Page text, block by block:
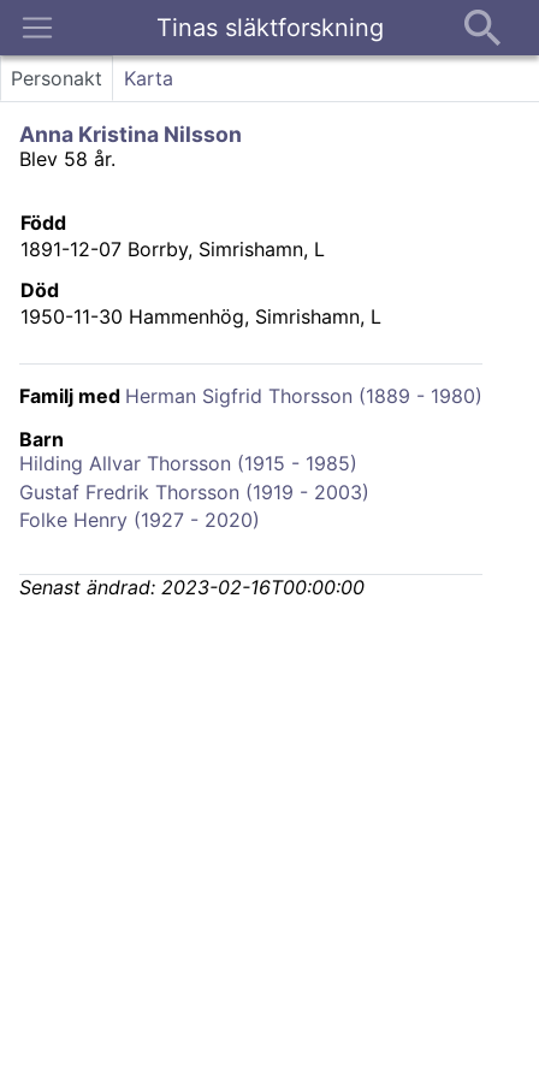
Tinas släktforskning
Kontakt
Personakt Karta
Anna Kristina Nilsson
Blev 58 år.
Född
1891-12-07 Borrby, Simrishamn, L
Död
1950-11-30 Hammenhög, Simrishamn, L
Familj med Herman Sigfrid Thorsson (1889 - 1980)
Barn
Hilding Allvar Thorsson (1915 - 1985)
Gustaf Fredrik Thorsson (1919 - 2003)
Folke Henry (1927 - 2020)
Senast ändrad: 2023-02-16T00:00:00